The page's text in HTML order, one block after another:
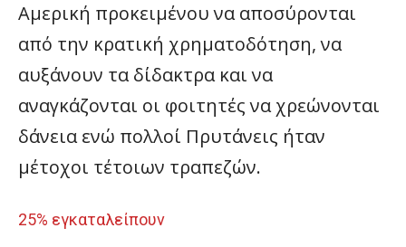
Αμερική προκειμένου να αποσύρονται
από την κρατική χρηματοδότηση, να
αυξάνουν τα δίδακτρα και να
αναγκάζονται οι φοιτητές να χρεώνονται
δάνεια ενώ πολλοί Πρυτάνεις ήταν
μέτοχοι τέτοιων τραπεζών.
25% εγκαταλείπουν